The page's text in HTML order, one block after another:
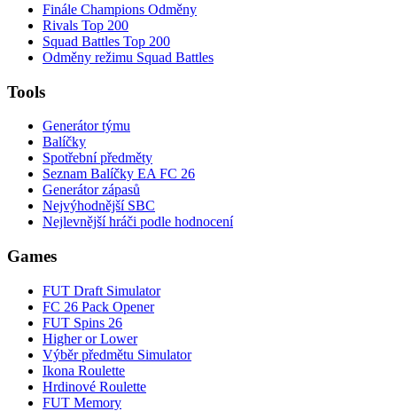
Finále Champions Odměny
Rivals Top 200
Squad Battles Top 200
Odměny režimu Squad Battles
Tools
Generátor týmu
Balíčky
Spotřební předměty
Seznam Balíčky EA FC 26
Generátor zápasů
Nejvýhodnější SBC
Nejlevnější hráči podle hodnocení
Games
FUT Draft Simulator
FC 26 Pack Opener
FUT Spins 26
Higher or Lower
Výběr předmětu Simulator
Ikona Roulette
Hrdinové Roulette
FUT Memory